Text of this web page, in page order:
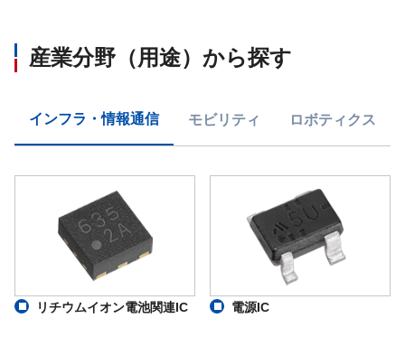
産業分野（用途）から探す
インフラ・情報通信 モビリティ ロボティクス
リチウムイオン電池関連IC 電源IC